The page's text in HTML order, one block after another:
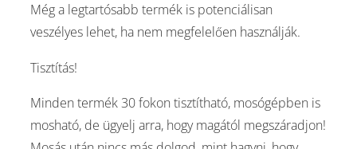
Még a legtartósabb termék is potenciálisan
veszélyes lehet, ha nem megfelelően használják.
Tisztítás!
Minden termék 30 fokon tisztítható, mosógépben is
mosható, de ügyelj arra, hogy magától megszáradjon!